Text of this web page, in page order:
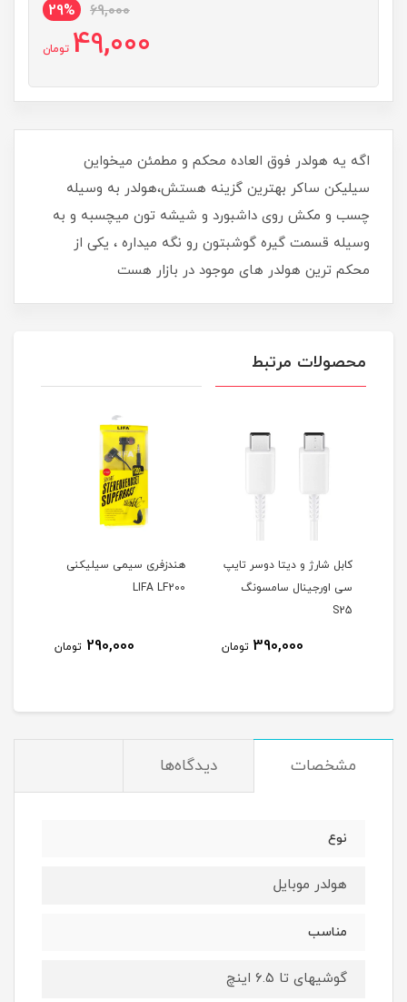
69,000
29%
49,000 تومان
اگه یه هولدر فوق العاده محکم و مطمئن میخواین
سیلیکن ساکر بهترین گزینه هستش،هولدر به وسیله
چسب و مکش روی داشبورد و شیشه تون میچسبه و به
وسیله قسمت گیره گوشبتون رو نگه میداره ، یکی از
محکم ترین هولدر های موجود در بازار هست
محصولات مرتبط
کابل شارژ و دیتا دوسر تایپ
سی اورجینال سامسونگ
S25
390,000 تومان
هندزفری سیمی سیلیکنی
LIFA LF200
290,000 تومان
مشخصات دیدگاه‌ها
نوع
هولدر موبایل
مناسب
گوشیهای تا ۶.۵ اینچ